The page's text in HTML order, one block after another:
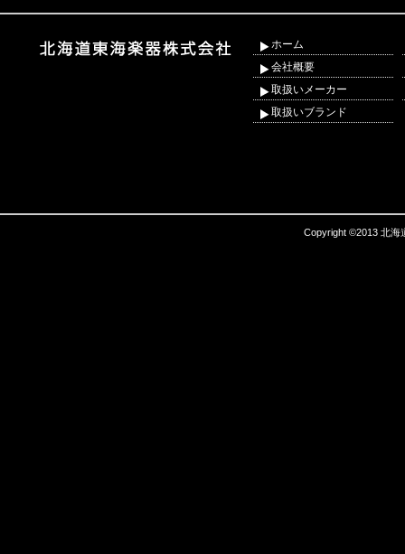
ホーム
会社概要
取扱いメーカー
取扱いブランド
Copyright ©2013 北海